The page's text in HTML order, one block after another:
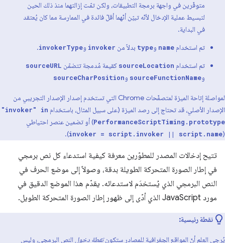
متوفّرين في واجهة برمجة التطبيقات، ولكن تمّت إزالتهما منذ ذلك الحين
لتبسيط عملية الإدخال لأنّه تبيّن أنّهما أقلّ فائدة في الممارسة مما كان يُعتقد
في البداية.
تم استخدام name وtype بدلاً من invoker وinvokerType
.
تم استخدام sourceLocation كقيمة مُدمجة تتضمّن sourceURL
وsourceFunctionName وsourceCharPosition
لمواصلة إتاحة الميزة لمتصفّحات Chrome التي تستخدم إصدار الإصدار التجريبي من
الإصدار الأصلي، قد تحتاج إلى رصد الميزة (على سبيل المثال، باستخدام "invoker" in
PerformanceScriptTiming.prototype) أو تضمين عنصر احتياطي
(
invoker = script.invoker || script.name
).
تتيح إدخالات المصدر للمطوّرين معرفة كيفية استدعاء كل نص برمجي
في إطار الصورة المتحركة الطويلة بدقة، وصولاً إلى موضع الحرف في
النص البرمجي الذي يُستخدَم لاستدعائه. يقدّم هذا الموضع الدقيق في
مورد JavaScript الذي أدّى إلى ظهور إطار الصورة المتحركة الطويل.
نقطة رئيسية:
يُرجى العِلم أنّ المواقع الجغرافية للمصادر ستكوننقطة دخول النص البرمجي، وليس